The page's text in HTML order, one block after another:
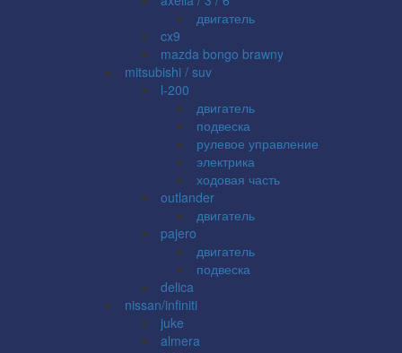
двигатель
cx9
mazda bongo brawny
mitsubishi / suv
l-200
двигатель
подвеска
рулевое управление
электрика
ходовая часть
outlander
двигатель
pajero
двигатель
подвеска
delica
nissan/infiniti
juke
almera